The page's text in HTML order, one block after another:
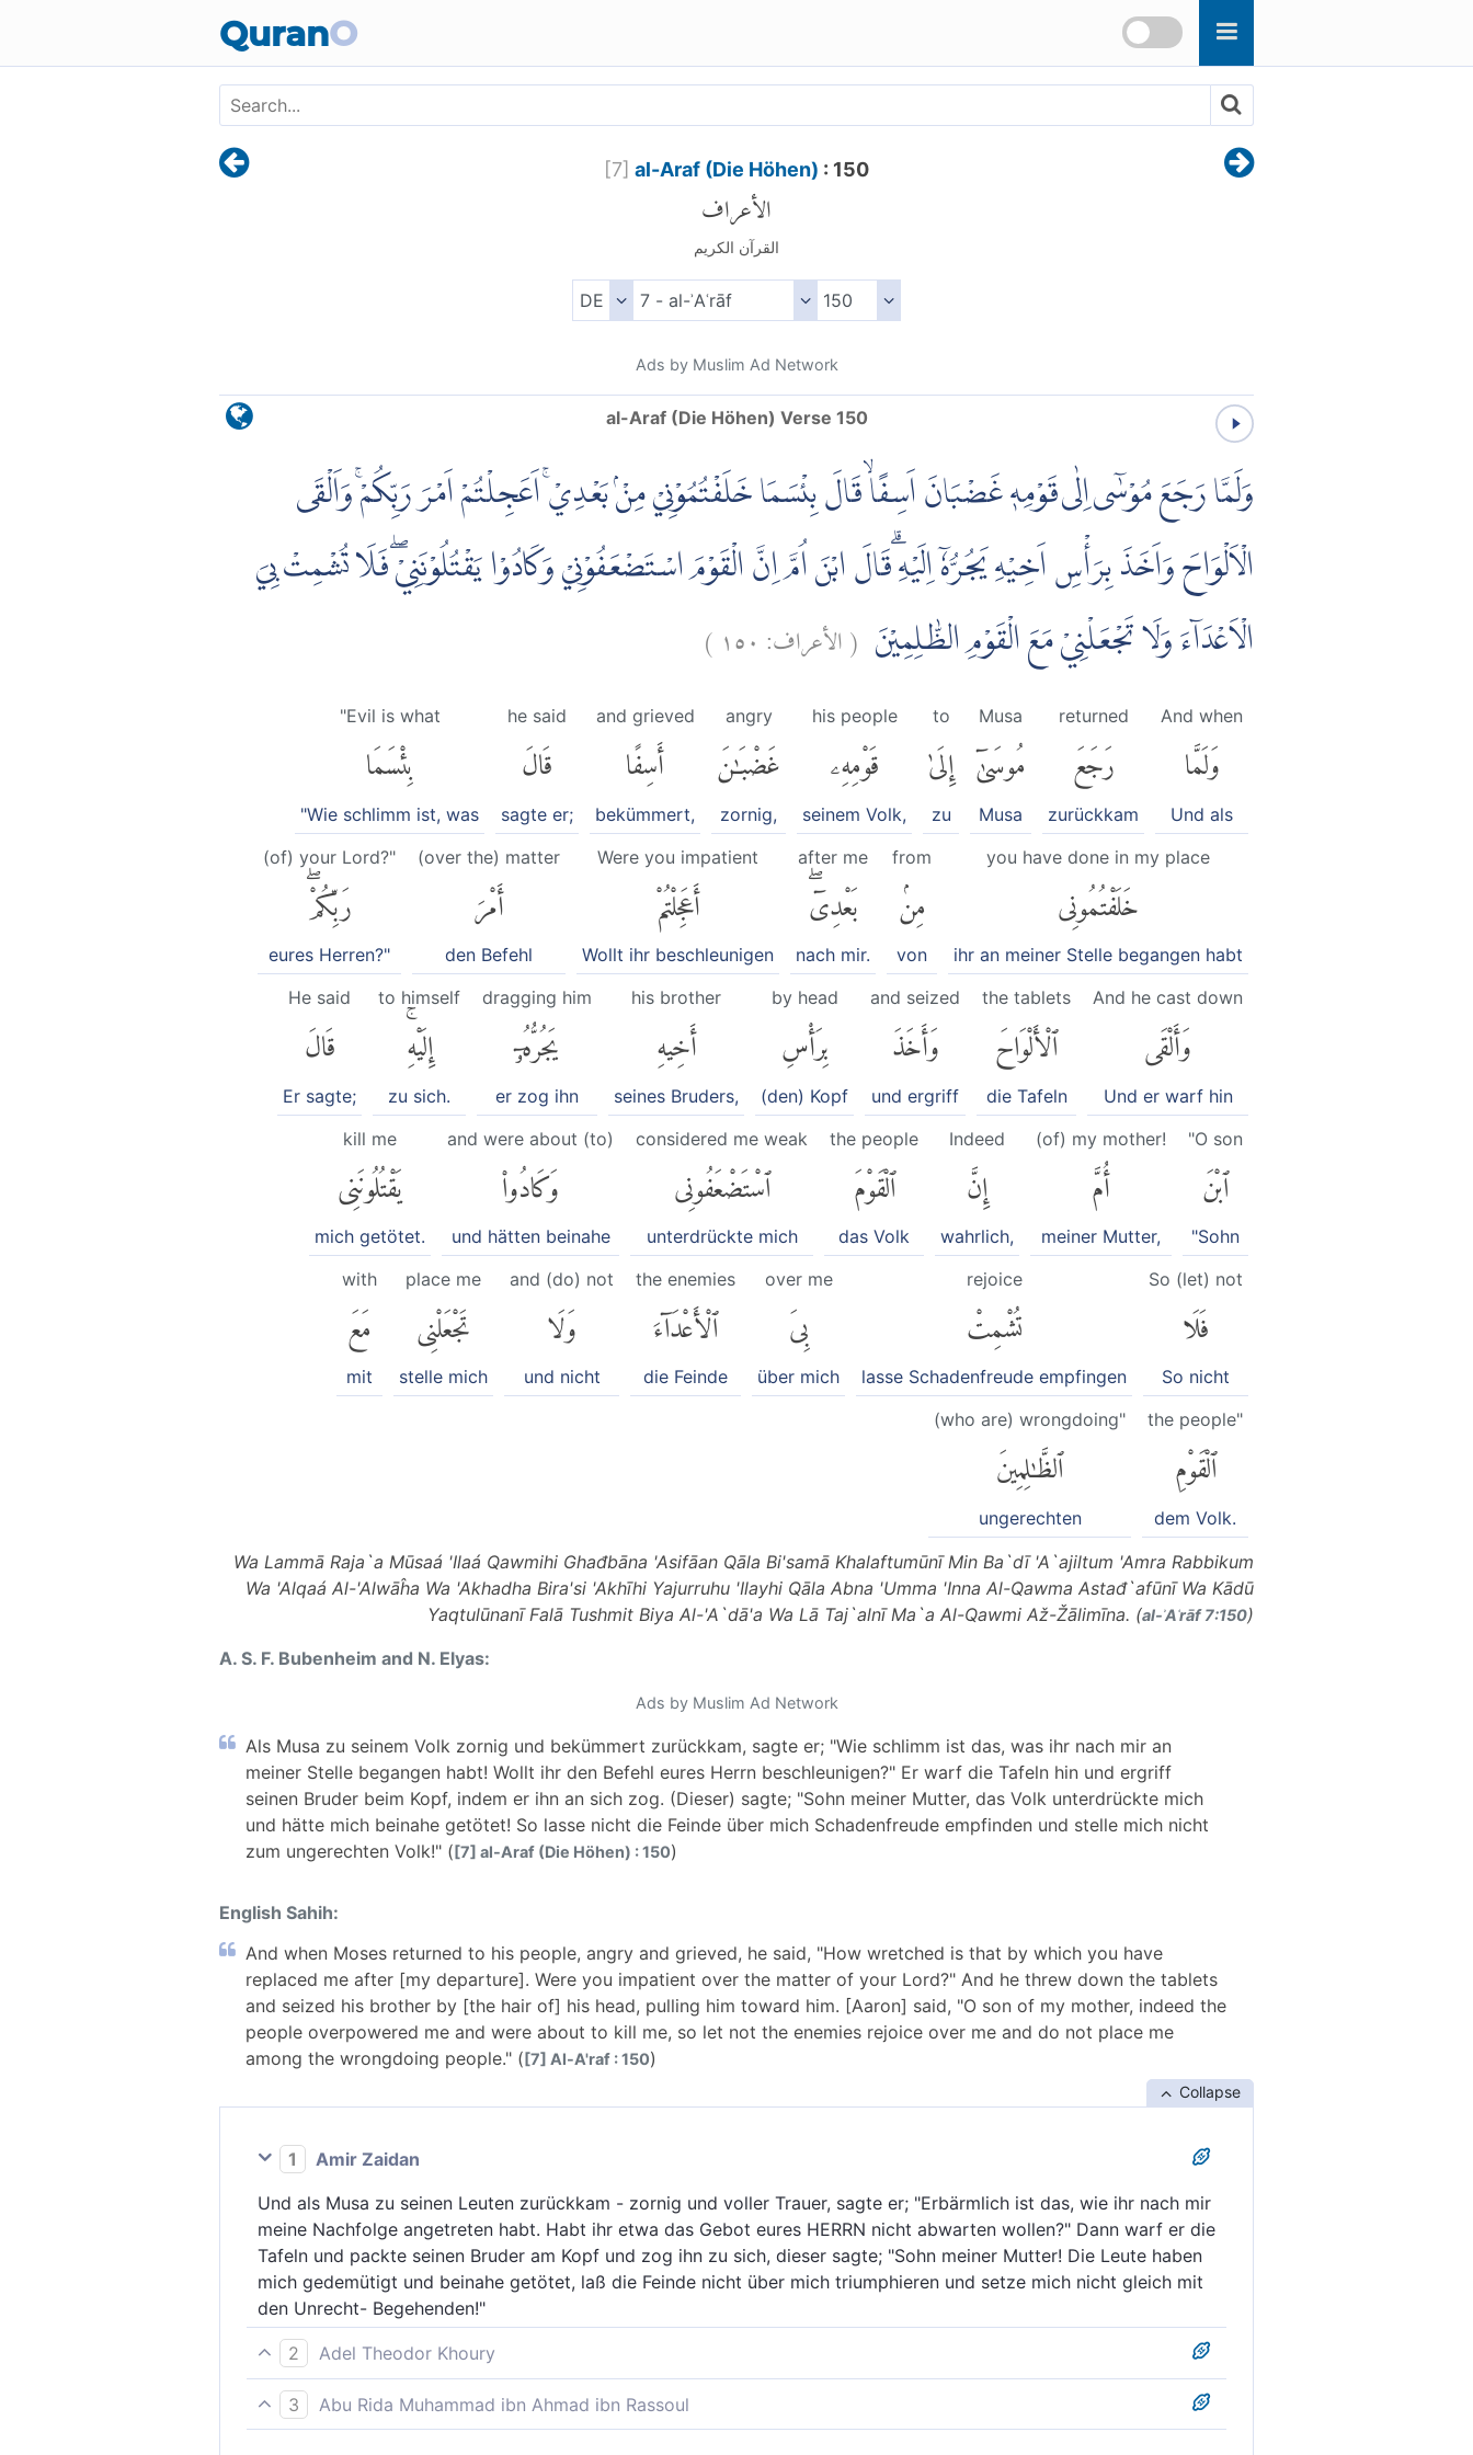
QuranO
[7] al-Araf (Die Höhen) : 150
الأعراف
القرآن الكريم
Ads by Muslim Ad Network
al-Araf (Die Höhen) Verse 150
وَلَمَّا رَجَعَ مُوْسٰٓى اِلٰى قَوْمِهٖ غَضْبَانَ اَسِفًاۙ قَالَ بِئْسَمَا خَلَفْتُمُوْنِيْ مِنْۢ بَعْدِيْۚ اَعَجِلْتُمْ اَمْرَ رَبِّكُمْۚ وَاَلْقَى
الْاَلْوَاحَ وَاَخَذَ بِرَأْسِ اَخِيْهِ يَجُرُّهٗٓ اِلَيْهِ ۗقَالَ ابْنَ اُمَّ اِنَّ الْقَوْمَ اسْتَضْعَفُوْنِيْ وَكَادُوْا يَقْتُلُوْنَنِيْۖ فَلَا تُشْمِتْ بِيَ
الْاَعْدَاۤءَ وَلَا تَجْعَلْنِيْ مَعَ الْقَوْمِ الظّٰلِمِيْنَ (الأعراف: ١٥٠ )
And when
وَلَمَّا
Und als
returned
رَجَعَ
zurückkam
Musa
مُوسَىٰٓ
Musa
to
إِلَىٰ
zu
his people
قَوْمِهِۦ
seinem Volk,
angry
غَضْبَٰنَ
zornig,
and grieved
أَسِفًا
bekümmert,
he said
قَالَ
sagte er;
"Evil is what
بِئْسَمَا
"Wie schlimm ist, was
you have done in my place
خَلَفْتُمُونِى
ihr an meiner Stelle begangen habt
from
مِنۢ
von
after me
بَعْدِىٓۖ
nach mir.
Were you impatient
أَعَجِلْتُمْ
Wollt ihr beschleunigen
(over the) matter
أَمْرَ
den Befehl
(of) your Lord?"
رَبِّكُمْۖ
eures Herren?"
And he cast down
وَأَلْقَى
Und er warf hin
the tablets
ٱلْأَلْوَاحَ
die Tafeln
and seized
وَأَخَذَ
und ergriff
by head
بِرَأْسِ
(den) Kopf
his brother
أَخِيهِ
seines Bruders,
dragging him
يَجُرُّهُۥٓ
er zog ihn
to himself
إِلَيْهِۚ
zu sich.
He said
قَالَ
Er sagte;
"O son
ٱبْنَ
"Sohn
(of) my mother!
أُمَّ
meiner Mutter,
Indeed
إِنَّ
wahrlich,
the people
ٱلْقَوْمَ
das Volk
considered me weak
ٱسْتَضْعَفُونِى
unterdrückte mich
and were about (to)
وَكَادُوا۟
und hätten beinahe
kill me
يَقْتُلُونَنِى
mich getötet.
So (let) not
فَلَا
So nicht
rejoice
تُشْمِتْ
lasse Schadenfreude empfingen
over me
بِىَ
über mich
the enemies
ٱلْأَعْدَآءَ
die Feinde
and (do) not
وَلَا
und nicht
place me
تَجْعَلْنِى
stelle mich
with
مَعَ
mit
the people"
ٱلْقَوْمِ
dem Volk.
(who are) wrongdoing"
ٱلظَّٰلِمِينَ
ungerechten
Wa Lammā Raja`a Mūsaá 'Ilaá Qawmihi Ghađbāna 'Asifāan Qāla Bi'samā Khalaftumūnī Min Ba`dī 'A`ajiltum 'Amra Rabbikum
Wa 'Alqaá Al-'Alwāĥa Wa 'Akhadha Bira'si 'Akhīhi Yajurruhu 'Ilayhi Qāla Abna 'Umma 'Inna Al-Qawma Astađ`afūnī Wa Kādū
Yaqtulūnanī Falā Tushmit Biya Al-'A`dā'a Wa Lā Taj`alnī Ma`a Al-Qawmi Až-Žālimīna. (al-ʾAʿrāf 7:150)
A. S. F. Bubenheim and N. Elyas:
Ads by Muslim Ad Network
Als Musa zu seinem Volk zornig und bekümmert zurückkam, sagte er; "Wie schlimm ist das, was ihr nach mir an
meiner Stelle begangen habt! Wollt ihr den Befehl eures Herrn beschleunigen?" Er warf die Tafeln hin und ergriff
seinen Bruder beim Kopf, indem er ihn an sich zog. (Dieser) sagte; "Sohn meiner Mutter, das Volk unterdrückte mich
und hätte mich beinahe getötet! So lasse nicht die Feinde über mich Schadenfreude empfinden und stelle mich nicht
zum ungerechten Volk!" ([7] al-Araf (Die Höhen) : 150)
English Sahih:
And when Moses returned to his people, angry and grieved, he said, "How wretched is that by which you have
replaced me after [my departure]. Were you impatient over the matter of your Lord?" And he threw down the tablets
and seized his brother by [the hair of] his head, pulling him toward him. [Aaron] said, "O son of my mother, indeed the
people overpowered me and were about to kill me, so let not the enemies rejoice over me and do not place me
among the wrongdoing people." ([7] Al-A'raf : 150)
Collapse
1
Amir Zaidan
Und als Musa zu seinen Leuten zurückkam - zornig und voller Trauer, sagte er; "Erbärmlich ist das, wie ihr nach mir
meine Nachfolge angetreten habt. Habt ihr etwa das Gebot eures HERRN nicht abwarten wollen?" Dann warf er die
Tafeln und packte seinen Bruder am Kopf und zog ihn zu sich, dieser sagte; "Sohn meiner Mutter! Die Leute haben
mich gedemütigt und beinahe getötet, laß die Feinde nicht über mich triumphieren und setze mich nicht gleich mit
den Unrecht- Begehenden!"
2
Adel Theodor Khoury
Als Mose zornig und voller Bedauern zu seinem Volk zurückkam, sagte er; «Schlimm ist das, was ihr, nachdem ich
weggegangen war, begangen habt. Wolltet ihr den Befehl eures Herrn beschleunigen?» Er warf die Tafeln nieder
3
Abu Rida Muhammad ibn Ahmad ibn Rassoul